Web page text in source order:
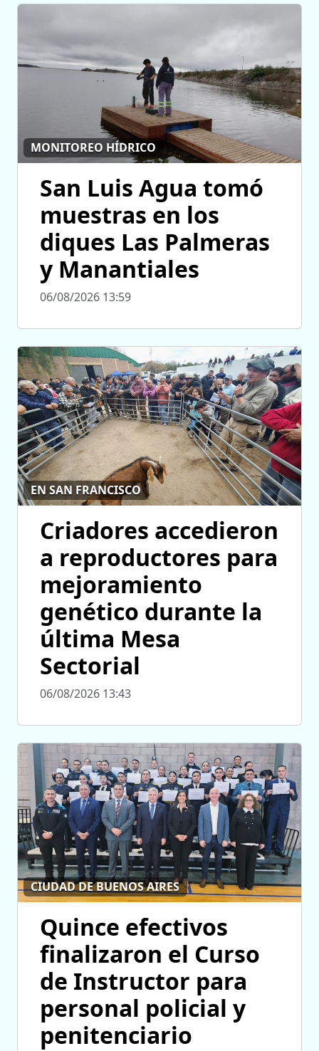
MONITOREO HÍDRICO
San Luis Agua tomó
muestras en los
diques Las Palmeras
y Manantiales
06/08/2026 13:59
EN SAN FRANCISCO
Criadores accedieron
a reproductores para
mejoramiento
genético durante la
última Mesa
Sectorial
06/08/2026 13:43
CIUDAD DE BUENOS AIRES
Quince efectivos
finalizaron el Curso
de Instructor para
personal policial y
penitenciario